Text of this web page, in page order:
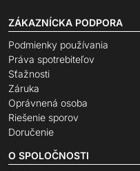
ZÁKAZNÍCKA PODPORA
Podmienky používania
Práva spotrebiteľov
Sťažnosti
Záruka
Oprávnená osoba
Riešenie sporov
Doručenie
O SPOLOČNOSTI